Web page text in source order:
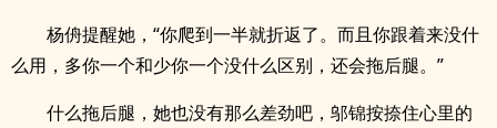
杨侜提醒她，“你爬到一半就折返了。而且你跟着来没什
么用，多你一个和少你一个没什么区别，还会拖后腿。”
什么拖后腿，她也没有那么差劲吧，邬锦按捺住心里的